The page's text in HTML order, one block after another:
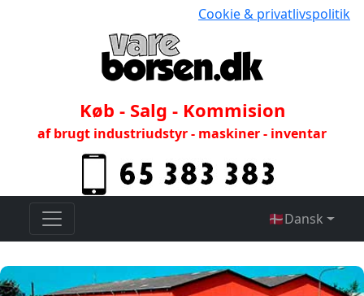
Cookie & privatlivspolitik
Køb - Salg - Kommision
af brugt industriudstyr - maskiner - inventar
🇩🇰Dansk